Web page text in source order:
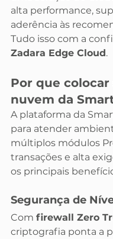
alta performance,
aderência às
Tudo isso com a
Zadara Edge Cloud.
Por que colocar
nuvem da
A plataforma da
para atender
múltiplos módulos
transações e alta
os principais
Segurança de
Com firewall Zero
criptografia ponta a